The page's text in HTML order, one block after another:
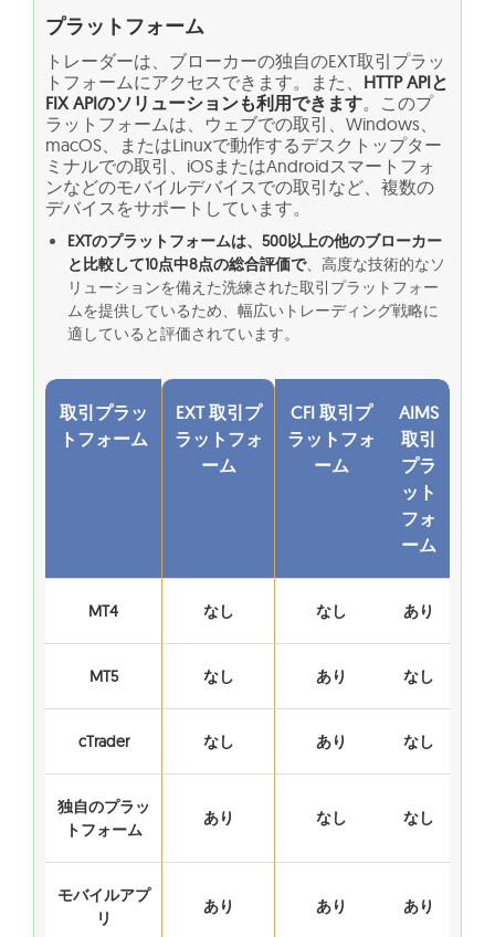
プラットフォーム
トレーダーは、ブローカーの独自のEXT取引プラッ
トフォームにアクセスできます。また、 HTTP APIと
FIX APIのソリューションも利用できます。このプ
ラットフォームは、ウェブでの取引、Windows、
macOS、またはLinuxで動作するデスクトップター
ミナルでの取引、iOSまたはAndroidスマートフォ
ンなどのモバイルデバイスでの取引など、複数の
デバイスをサポートしています。
EXTのプラットフォームは、500以上の他のブローカー
と比較して10点中8点の総合評価で、高度な技術的なソ
リューションを備えた洗練された取引プラットフォー
ムを提供しているため、幅広いトレーディング戦略に
適していると評価されています。
取引プラッ
トフォーム
EXT 取引プ
ラットフォ
ーム
CFI 取引プ
ラットフォ
ーム
AIMS
取引
プラ
ット
フォ
ーム
MT4 なし なし あり
MT5 なし あり なし
cTrader なし あり なし
独自のプラッ
トフォーム
あり なし なし
モバイルアプ
リ
あり あり あり